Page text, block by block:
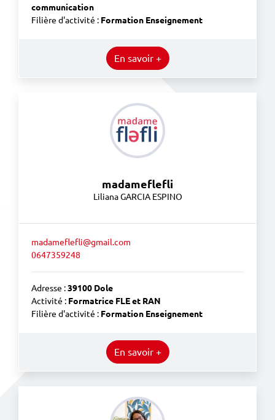
communication
Filière d'activité : Formation Enseignement
En savoir +
madameflefli
Liliana GARCIA ESPINO
madameflefli@gmail.com
0647359248
Adresse :39100 Dole
Activité : Formatrice FLE et RAN
Filière d'activité : Formation Enseignement
En savoir +